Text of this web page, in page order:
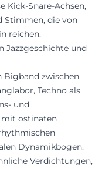
Kick-Snare-Achsen,
Stimmen, die von
reichen.
Jazzgeschichte und
Bigband zwischen
Techno als
und
mit ostinaten
Dynamikbogen.
Verdichtungen,